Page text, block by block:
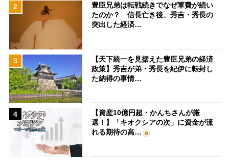
2
豊臣兄弟は転戦続きでなぜ軍費が続い
たのか？ 信長亡き後、秀吉・秀長の
突出した経済…
3
【天下統一を見据えた豊臣兄弟の経済
政策】秀吉が弟・秀長を紀伊に転封し
た納得の事情…
4
【資産10億円超・かんちさんが厳
選！】「キオクシアの次」に資金が流
れる期待の高…